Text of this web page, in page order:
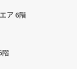
ア 6階
階